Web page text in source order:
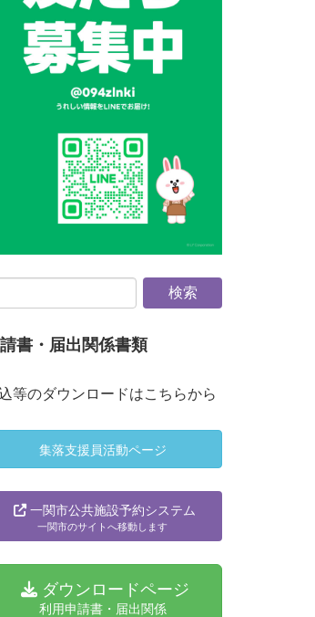
書・届出関係書類
等のダウンロードはこちらから
集落支援員活動ページ
一関市公共施設予約システム
一関市のサイトへ移動します
ダウンロードページ
利用申請書・届出関係